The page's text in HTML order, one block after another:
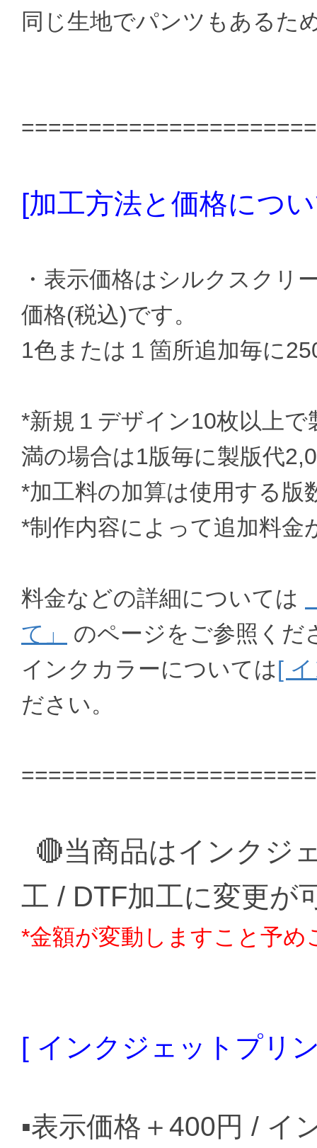
同じ生地でパンツもあるた
[加工方法と価格につ
・表示価格はシルクスクリ
価格(税込)です。
1色または１箇所追加毎に
*新規１デザイン10枚以上
満の場合は1版毎に製版代
*加工料の加算は使用する版
*制作内容によって追加料
料金などの詳細については
て」
のページをご参照くだ
インクカラーについては[
ださい。
🔴当商品はインクジ
工 / DTF加工に変更が
*金額が変動しますこと予め
[ インクジェットプリ
▪️表示価格＋400円 / イ